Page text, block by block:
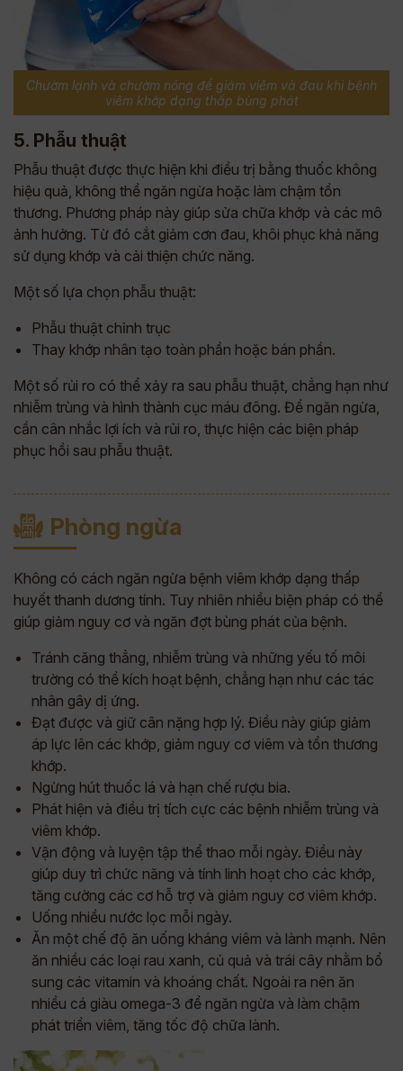
Chườm lạnh và chườm nóng để giảm viêm và đau khi bệnh
viêm khớp dạng thấp bùng phát
5. Phẫu thuật
Phẫu thuật được thực hiện khi điều trị bằng thuốc không
hiệu quả, không thể ngăn ngừa hoặc làm chậm tổn
thương. Phương pháp này giúp sửa chữa khớp và các mô
ảnh hưởng. Từ đó cắt giảm cơn đau, khôi phục khả năng
sử dụng khớp và cải thiện chức năng.
Một số lựa chọn phẫu thuật:
Phẫu thuật chỉnh trục
Thay khớp nhân tạo toàn phần hoặc bán phần.
Một số rủi ro có thể xảy ra sau phẫu thuật, chẳng hạn như
nhiễm trùng và hình thành cục máu đông. Để ngăn ngừa,
cần cân nhắc lợi ích và rủi ro, thực hiện các biện pháp
phục hồi sau phẫu thuật.
Phòng ngừa
Không có cách ngăn ngừa bệnh viêm khớp dạng thấp
huyết thanh dương tính. Tuy nhiên nhiều biện pháp có thể
giúp giảm nguy cơ và ngăn đợt bùng phát của bệnh.
Tránh căng thẳng, nhiễm trùng và những yếu tố môi
trường có thể kích hoạt bệnh, chẳng hạn như các tác
nhân gây dị ứng.
Đạt được và giữ cân nặng hợp lý. Điều này giúp giảm
áp lực lên các khớp, giảm nguy cơ viêm và tổn thương
khớp.
Ngừng hút thuốc lá và hạn chế rượu bia.
Phát hiện và điều trị tích cực các bệnh nhiễm trùng và
viêm khớp.
Vận động và luyện tập thể thao mỗi ngày. Điều này
giúp duy trì chức năng và tính linh hoạt cho các khớp,
tăng cường các cơ hỗ trợ và giảm nguy cơ viêm khớp.
Uống nhiều nước lọc mỗi ngày.
Ăn một chế độ ăn uống kháng viêm và lành mạnh. Nên
ăn nhiều các loại rau xanh, củ quả và trái cây nhằm bổ
sung các vitamin và khoáng chất. Ngoài ra nên ăn
nhiều cá giàu omega-3 để ngăn ngừa và làm chậm
phát triển viêm, tăng tốc độ chữa lành.